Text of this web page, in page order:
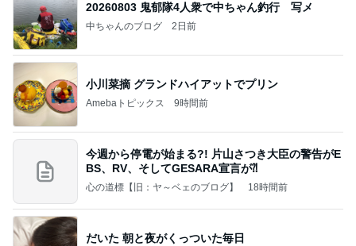
20260803 鬼郁隊4人衆で中ちゃん釣行 写メ
中ちゃんのブログ 2日前
小川菜摘 グランドハイアットでプリン
Amebaトピックス 9時間前
今週から停電が始まる?! 片山さつき大臣の警告がE
BS、RV、そしてGESARA宣言が⁈
心の道標【旧：ヤ～ベェのブログ】 18時間前
だいた 朝と夜がくっついた毎日